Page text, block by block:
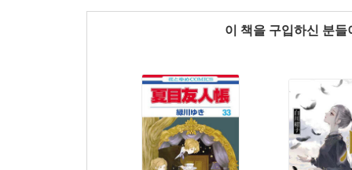
이 책을 구입하신 분